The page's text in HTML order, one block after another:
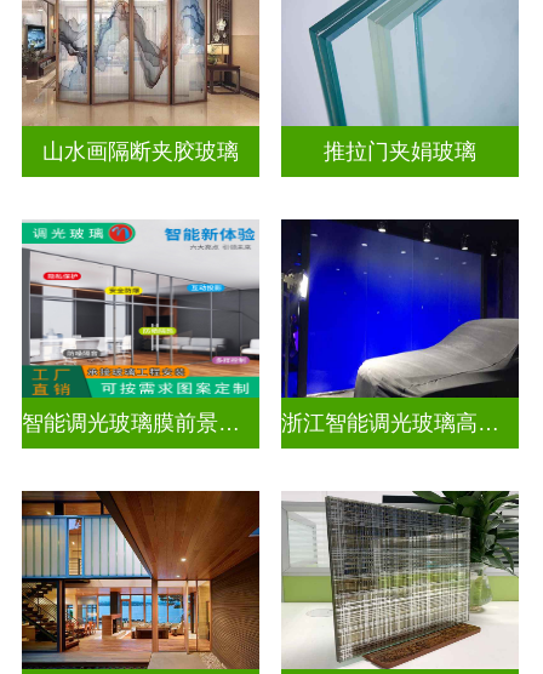
山水画隔断夹胶玻璃 推拉门夹娟玻璃
智能调光玻璃膜前景如何 浙江智能调光玻璃高隔间拆装